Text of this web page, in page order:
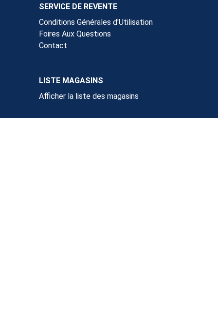
SERVICE DE REVENTE
Conditions Générales d'Utilisation
Foires Aux Questions
Contact
LISTE MAGASINS
Afficher la liste des magasins